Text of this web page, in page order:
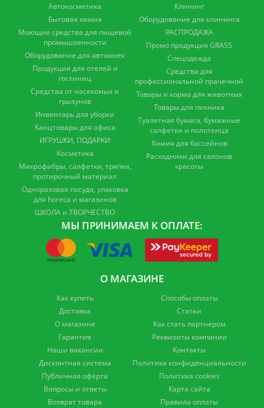
Автокосметика
Бытовая химия
Моющие средства для пищевой
промышленности
Оборудование для автомоек
Продукция для отелей и
гостиниц
Средства от насекомых и
грызунов
Инвентарь для уборки
Канцтовары для офиса
ИГРУШКИ, ПОДАРКИ
Косметика
Микрофибры, салфетки, тряпки,
протирочный материал
Одноразовая посуда, упаковка
для horeca и магазинов
ШКОЛА и ТВОРЧЕСТВО
Клининг
Оборудование для клининга
РАСПРОДАЖА
Промо продукция GRASS
Спецодежда
Средства для
профессиональной прачечной
Товары и корма для животных
Товары для пикника
Туалетная бумага, бумажные
салфетки и полотенца
Химия для бассейнов
Расходники для салонов
красоты
МЫ ПРИНИМАЕМ К ОПЛАТЕ:
О МАГАЗИНЕ
Как купить
Доставка
О магазине
Гарантия
Наши вакансии
Дисконтная система
Публичная оферта
Вопросы и ответы
Возврат товара
Способы оплаты
Статьи
Как стать партнером
Реквизиты компании
Контакты
Политика конфиденциальности
Политика cookies
Карта сайта
Правила оплаты